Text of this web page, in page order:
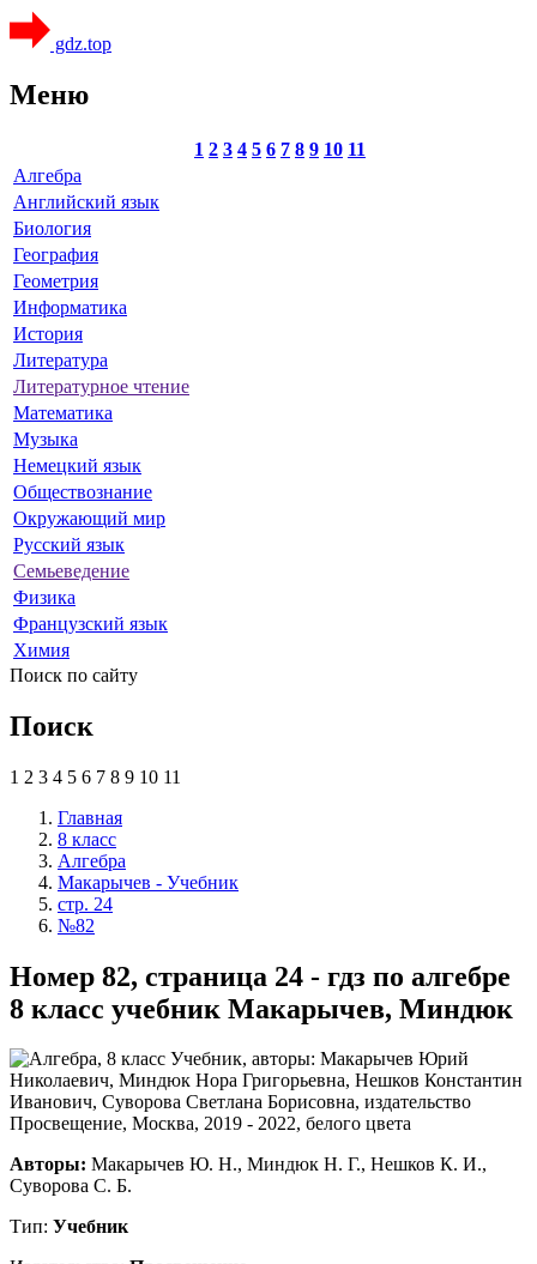
gdz.top
Меню
1 2 3 4 5 6 7 8 9 10 11
Алгебра
Английский язык
Биология
География
Геометрия
Информатика
История
Литература
Литературное чтение
Математика
Музыка
Немецкий язык
Обществознание
Окружающий мир
Русский язык
Семьеведение
Физика
Французский язык
Химия
Поиск по сайту
Поиск
1 2 3 4 5 6 7 8 9 10 11
Главная
8 класс
Алгебра
Макарычев - Учебник
стр. 24
№82
Номер 82, страница 24 - гдз по алгебре
8 класс учебник Макарычев, Миндюк
Авторы: Макарычев Ю. Н., Миндюк Н. Г., Нешков К. И.,
Суворова С. Б.
Тип: Учебник